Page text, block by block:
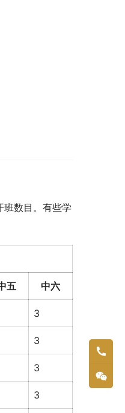
数目。有些学
五 中六
3
3
3
3